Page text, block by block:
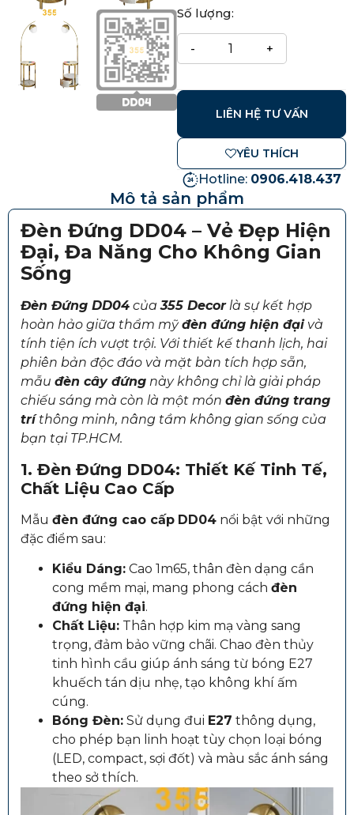
Số lượng:
LIÊN HỆ TƯ VẤN
YÊU THÍCH
Hotline: 0906.418.437
Mô tả sản phẩm
Đèn Đứng DD04 – Vẻ Đẹp Hiện
Đại, Đa Năng Cho Không Gian
Sống
Đèn Đứng DD04 của355 Decorlà sự kết hợp
hoàn hảo giữa thẩm mỹđèn đứng hiện đạivà
tính tiện ích vượt trội. Với thiết kế thanh lịch, hai
phiên bản độc đáo và mặt bàn tích hợp sẵn,
mẫu đèn cây đứng này không chỉ là giải pháp
chiếu sáng mà còn là một món đèn đứng trang
tríthông minh, nâng tầm không gian sống của
bạn tại TP.HCM.
1. Đèn Đứng DD04: Thiết Kế Tinh Tế,
Chất Liệu Cao Cấp
Mẫu đèn đứng cao cấp DD04 nổi bật với những
đặc điểm sau:
Kiểu Dáng: Cao 1m65, thân đèn dạng cần
cong mềm mại, mang phong cách đèn
đứng hiện đại.
Chất Liệu: Thân hợp kim mạ vàng sang
trọng, đảm bảo vững chãi. Chao đèn thủy
tinh hình cầu giúp ánh sáng từ bóng E27
khuếch tán dịu nhẹ, tạo không khí ấm
cúng.
Bóng Đèn: Sử dụng đui E27 thông dụng,
cho phép bạn linh hoạt tùy chọn loại bóng
(LED, compact, sợi đốt) và màu sắc ánh sáng
theo sở thích.